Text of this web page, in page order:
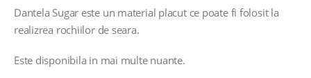
a
fost:
este:
35.00lei.
Dantela Sugar este un material placut ce poate fi folosit la
realizrea rochiilor de seara.
Este disponibila in mai multe nuante.